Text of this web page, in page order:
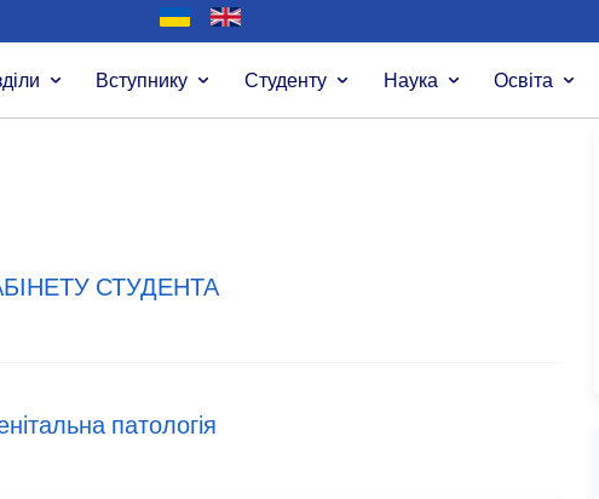
Вступнику Студенту Наука Освіта
СТУДЕНТА
патологія